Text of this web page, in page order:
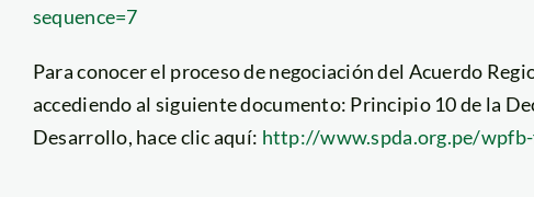
sequence=7
Para conocer el proceso de negociación del Acuerdo
accediendo al siguiente documento: Principio 10 de la
Desarrollo, hace clic aquí: http://www.spda.org.pe/